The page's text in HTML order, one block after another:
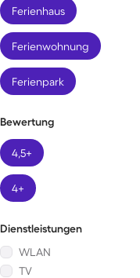
Ferienhaus
Ferienwohnung
Ferienpark
Bewertung
4,5+
4+
Dienstleistungen
WLAN
TV